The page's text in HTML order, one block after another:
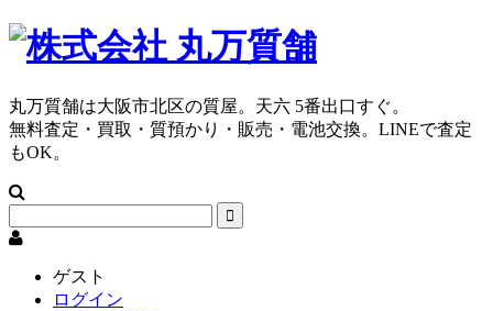
丸万質舗は大阪市北区の質屋。天六 5番出口すぐ。
無料査定・買取・質預かり・販売・電池交換。LINEで査定
もOK。
ゲスト
ログイン